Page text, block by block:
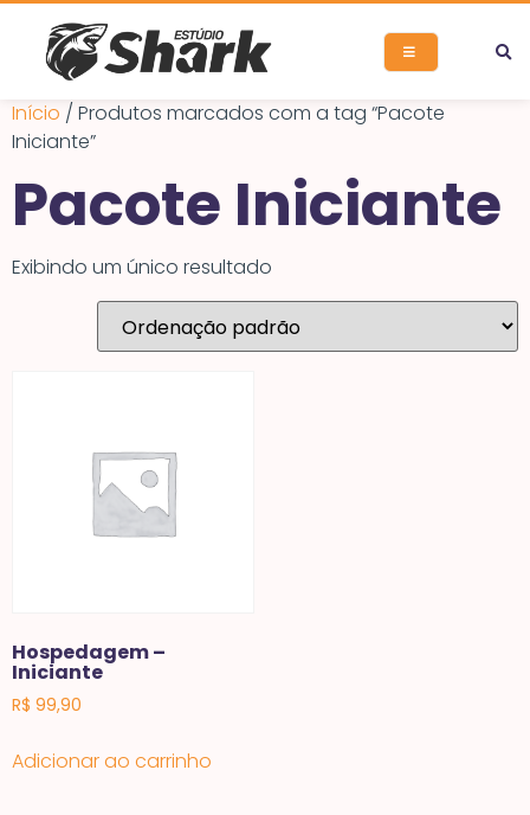
Início / Produtos marcados com a tag “Pacote
Iniciante”
Pacote Iniciante
Exibindo um único resultado
Hospedagem –
Iniciante
R$ 99,90
Adicionar ao carrinho